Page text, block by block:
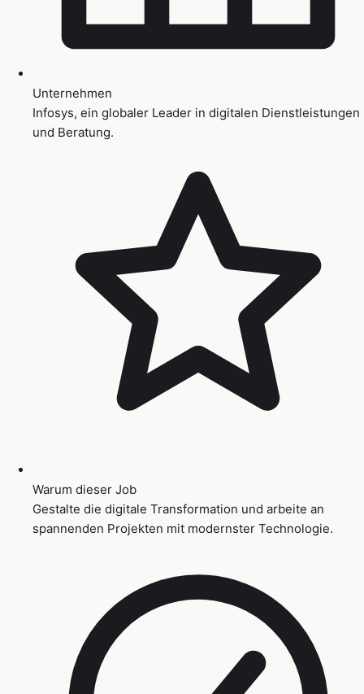
Unternehmen
Infosys, ein globaler Leader in digitalen Dienstleistungen
und Beratung.
Warum dieser Job
Gestalte die digitale Transformation und arbeite an
spannenden Projekten mit modernster Technologie.